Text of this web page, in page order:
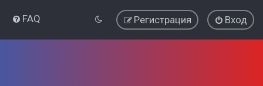
FAQ Вход
Регистрация